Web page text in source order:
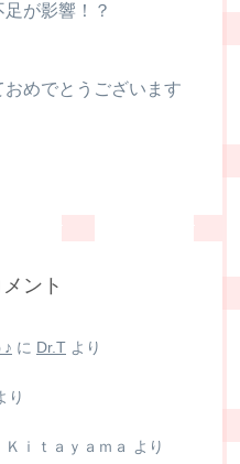
が影響！？
おめでとうございます
ント
に Dr.T より
り
Ｋｉｔａｙａｍａ より